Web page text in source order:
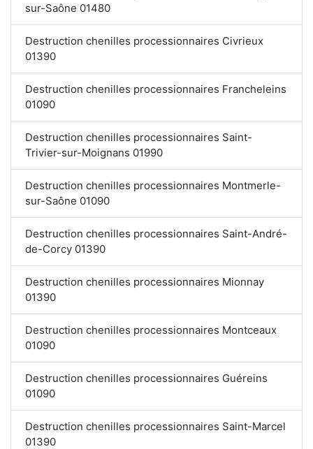
sur-Saône 01480
Destruction chenilles processionnaires Civrieux
01390
Destruction chenilles processionnaires Francheleins
01090
Destruction chenilles processionnaires Saint-
Trivier-sur-Moignans 01990
Destruction chenilles processionnaires Montmerle-
sur-Saône 01090
Destruction chenilles processionnaires Saint-André-
de-Corcy 01390
Destruction chenilles processionnaires Mionnay
01390
Destruction chenilles processionnaires Montceaux
01090
Destruction chenilles processionnaires Guéreins
01090
Destruction chenilles processionnaires Saint-Marcel
01390